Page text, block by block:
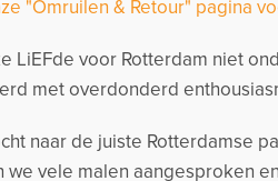
"Omruilen & Retour" pagina
LiEFde voor Rotterdam niet
met overdonderd
naar de juiste Rotterdamse
we vele malen aangesproken